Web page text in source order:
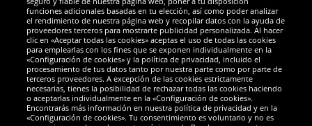
Galardones
funciones adicionales basadas en tu elección, así como poder analizar
el rendimiento de nuestra página web y recopilar datos con la ayuda de
proveedores terceros para mostrarte publicidad personalizada. Al hacer
clic en «Aceptar todas las cookies» aceptas el uso de todas las cookies
para emplearlas con los fines que se exponen individualmente en la
«Configuración de cookies» y la política de privacidad, incluido el
procesamiento de tus datos tanto por nuestra parte como por parte de
terceros proveedores. A excepción de las cookies estrictamente
necesarias, tienes la posibilidad de rechazar todas las cookies haciendo
o aceptarlas individualmente en la «Configuración de cookies».
Encontrarás más información en nuestra política de privacidad y en la
«Configuración de cookies». Tu consentimiento es voluntario y no es